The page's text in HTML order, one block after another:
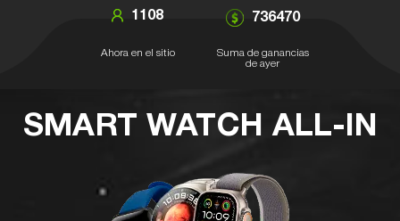
1108
Ahora en el sitio
736470
Suma de ganancias
de ayer
SMART WATCH ALL-IN